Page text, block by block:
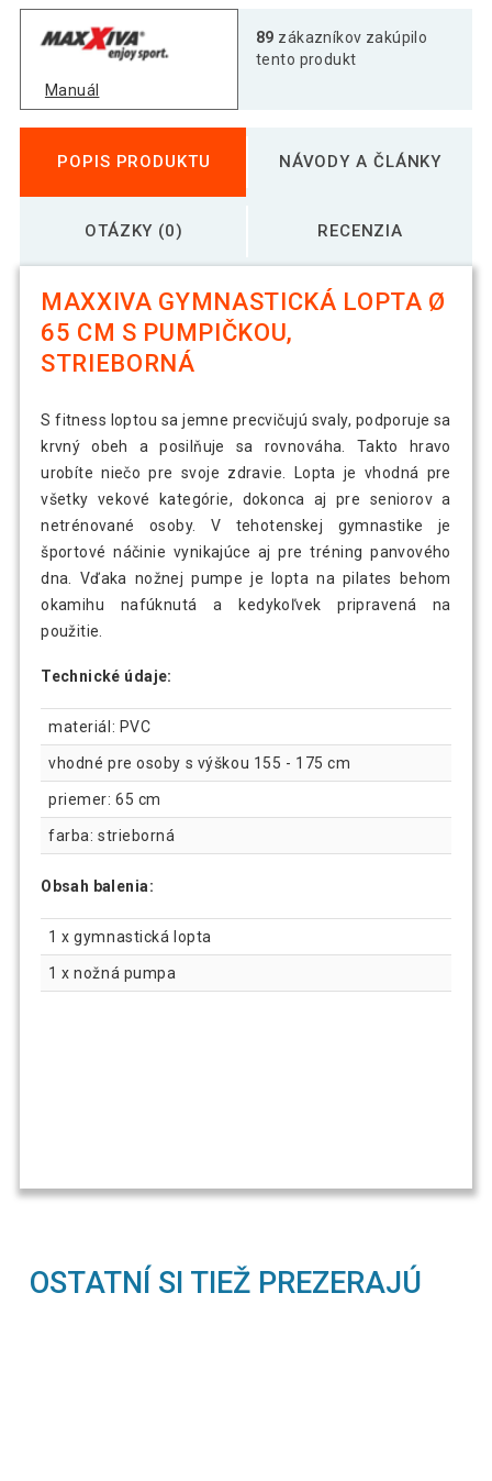
Manuál
89 zákazníkov zakúpilo
tento produkt
POPIS PRODUKTU NÁVODY A ČLÁNKY
OTÁZKY (0) RECENZIA
MAXXIVA GYMNASTICKÁ LOPTA Ø
65 CM S PUMPIČKOU,
STRIEBORNÁ
S fitness loptou sa jemne precvičujú svaly, podporuje sa
krvný obeh a posilňuje sa rovnováha. Takto hravo
urobíte niečo pre svoje zdravie. Lopta je vhodná pre
všetky vekové kategórie, dokonca aj pre seniorov a
netrénované osoby. V tehotenskej gymnastike je
športové náčinie vynikajúce aj pre tréning panvového
dna. Vďaka nožnej pumpe je lopta na pilates behom
okamihu nafúknutá a kedykoľvek pripravená na
použitie.
Technické údaje:
materiál: PVC
vhodné pre osoby s výškou 155 - 175 cm
priemer: 65 cm
farba: strieborná
Obsah balenia:
1 x gymnastická lopta
1 x nožná pumpa
OSTATNÍ SI TIEŽ PREZERAJÚ